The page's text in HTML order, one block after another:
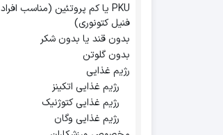
PKU یا کم پروتئین (مناسب افراد
فنیل کتونوری)
بدون قند یا بدون شکر
بدون گلوتن
رژیم غذایی
رژیم غذایی اتکینز
رژیم غذایی کتوژنیک
رژیم غذایی وگان